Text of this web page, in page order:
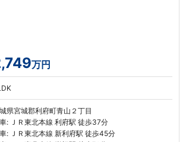
万円
県宮城郡利府町青山２丁目
: ＪＲ東北本線 利府駅 徒歩37分
: ＪＲ東北本線 新利府駅 徒歩45分